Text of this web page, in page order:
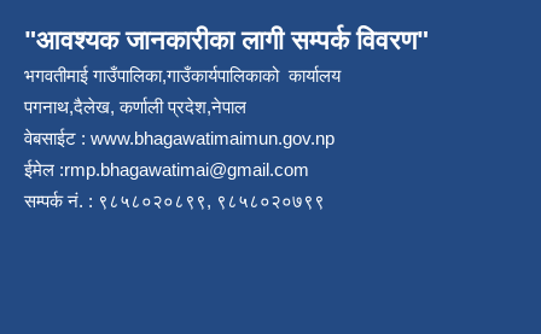
"आवश्यक जानकारीका लागी सम्पर्क विवरण"
भगवतीमाई गाउँपालिका,गाउँकार्यपालिकाको कार्यालय
पगनाथ,दैलेख, कर्णाली प्रदेश,नेपाल
वेबसाईट : www.bhagawatimaimun.gov.np
ईमेल :rmp.bhagawatimai@gmail.com
सम्पर्क नं. : ९८५८०२०८९९, ९८५८०२०७९९